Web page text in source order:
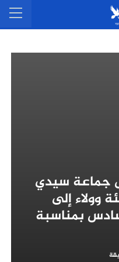
جماعة سيدي
وولاء إلى
بمناسبة